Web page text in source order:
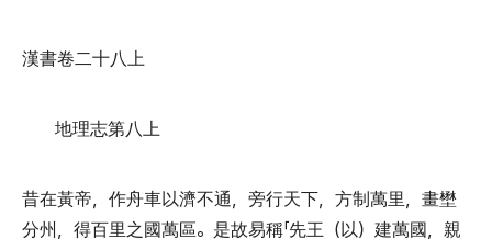
漢書卷二十八上
地理志第八上
昔在黃帝， 作舟車以濟不通， 旁行天下， 方制萬里， 畫壄
分州 ， 得百里之國萬區。 是故易稱「先王 （以） 建萬國， 親